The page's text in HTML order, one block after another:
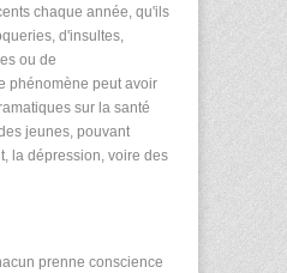
chaque année, qu'ils
d'insultes,
ou de
phénomène peut avoir
sur la santé
jeunes, pouvant
la dépression, voire des
prenne conscience